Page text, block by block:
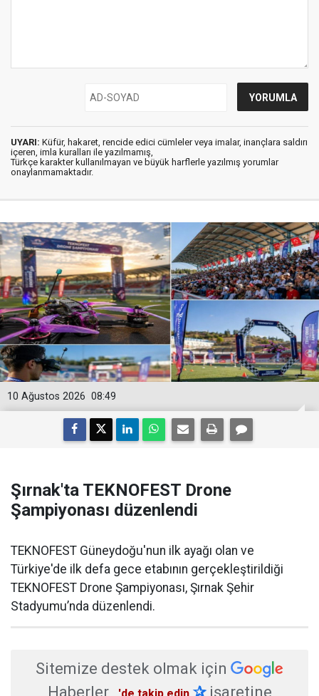
UYARI: Küfür, hakaret, rencide edici cümleler veya imalar, inançlara saldırı
içeren, imla kuralları ile yazılmamış,
Türkçe karakter kullanılmayan ve büyük harflerle yazılmış yorumlar
onaylanmamaktadır.
08:49
10 Ağustos 2026
Şırnak'ta TEKNOFEST Drone
Şampiyonası düzenlendi
TEKNOFEST Güneydoğu'nun ilk ayağı olan ve
Türkiye'de ilk defa gece etabının gerçekleştirildiği
TEKNOFEST Drone Şampiyonası, Şırnak Şehir
Stadyumu’nda düzenlendi.
Sitemize destek olmak için
Haberler
✰işaretine